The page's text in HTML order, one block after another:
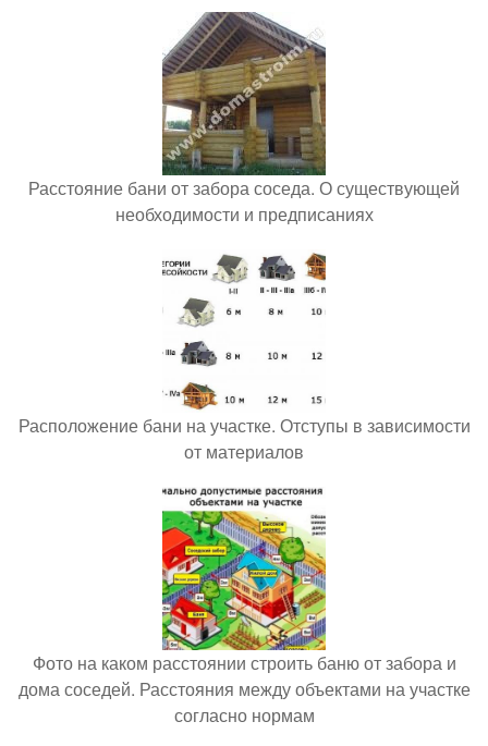
Расстояние бани от забора соседа. О существующей
необходимости и предписаниях
Расположение бани на участке. Отступы в зависимости
от материалов
Фото на каком расстоянии строить баню от забора и
дома соседей. Расстояния между объектами на участке
согласно нормам